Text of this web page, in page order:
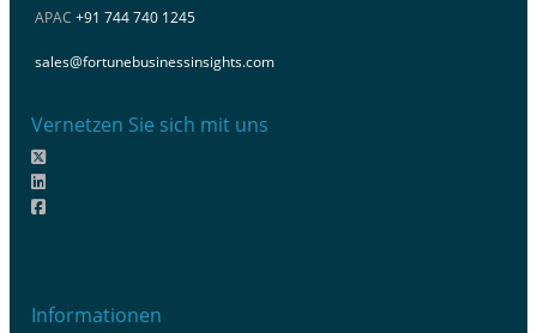
APAC +91 744 740 1245
sales@fortunebusinessinsights.com
Vernetzen Sie sich mit uns
Informationen